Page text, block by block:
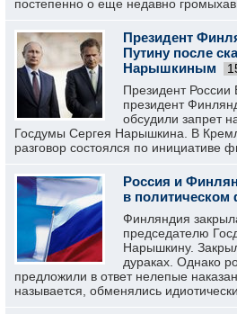
постепенно о еще недавно
Президент
Путину после
Нарышкиным
Президент
президент
обсудили запрет
Госдумы Сергея Нарышкина. В
разговор состоялся по инициативе
Россия и
в политическом
Финляндия
председателю
Нарышкину.
дураках. Однако
предложили в ответ нелепые
называется, обменялись